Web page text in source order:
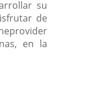
su
de
en la